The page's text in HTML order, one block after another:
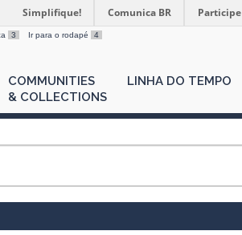
Simplifique! Comunica BR Participe
3 Ir para o rodapé 4
COMMUNITIES
& COLLECTIONS
LINHA DO TEMPO